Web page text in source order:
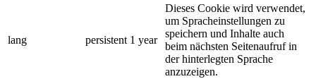
lang persistent 1 year
Dieses Cookie wird verwendet,
um Spracheinstellungen zu
speichern und Inhalte auch
beim nächsten Seitenaufruf in
der hinterlegten Sprache
anzuzeigen.